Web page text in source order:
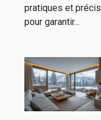
pratiques et précis
pour garantir...